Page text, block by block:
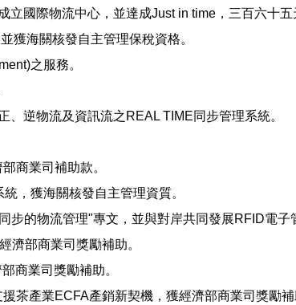
國際物流中心，並達成Just in time，三百六十五
獲海關核發自主管理保稅資格。
之服務。
逆物流及資訊流之REAL TIME同步管理系統。
商業司補助款。
，獲海關核發自主管理資質。
的物流管理"專文，並與對岸共同發展RFID電子
濟部商業司獎勵補助。
商業司獎勵補助。
茶產業ECFA產銷新契機，獲經濟部商業司獎勵補